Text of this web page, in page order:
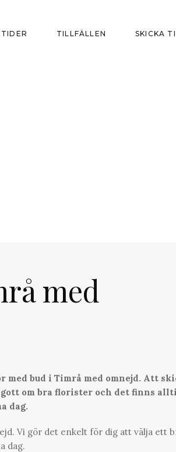
TILLFÄLLEN SKICKA
med
bud i Timrå med omnejd. Att
om bra florister och det finns
dag.
Vi gör det enkelt för dig att välja ett
dag.